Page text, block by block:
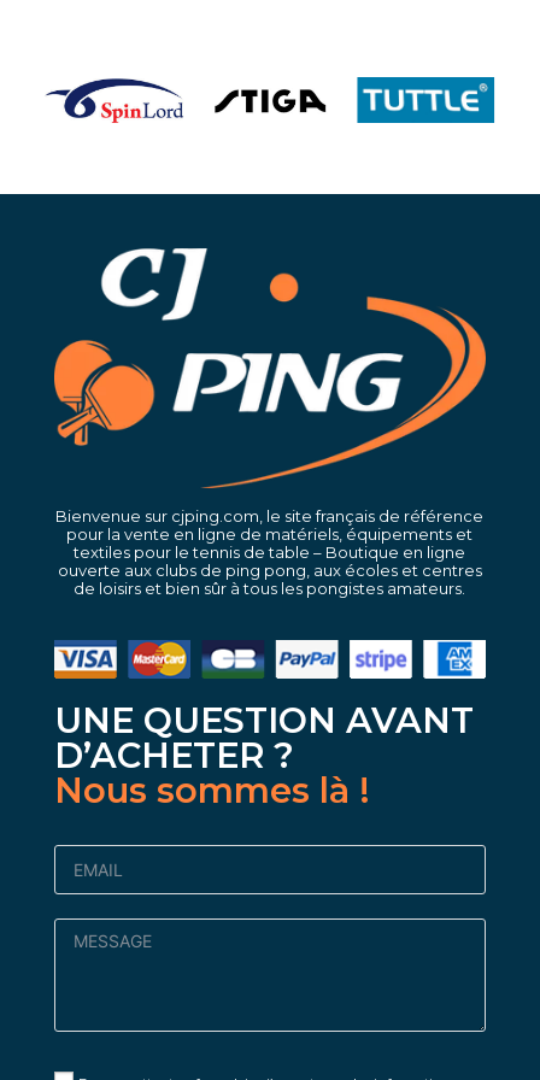
Bienvenue sur cjping.com, le site français de référence
pour la vente en ligne de matériels, équipements et
textiles pour le tennis de table – Boutique en ligne
ouverte aux clubs de ping pong, aux écoles et centres
de loisirs et bien sûr à tous les pongistes amateurs.
UNE QUESTION AVANT
D’ACHETER ?
Nous sommes là !